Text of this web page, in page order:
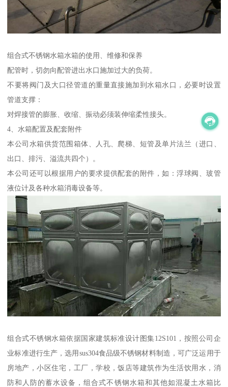
组合式不锈钢水箱水箱的使用、维修和保养
配管时，切勿向配管进出水口施加过大的负荷。
不要将阀门及大口径管道的重量直接施加到水箱水口，必要时设置
管道支撑：
对焊接管的膨胀、收缩、振动必须装伸缩柔性接头。
4、水箱配置及配套附件
本公司水箱供货范围箱体、人孔、爬梯、短管及单片法兰（进口、
出口、排污、溢流共四个）。
本公司还可以根据用户的要求提供配套的附件，如：浮球阀、玻管
液位计及各种水箱消毒设备等。
组合式不锈钢水箱依据国家建筑标准设计图集12S101，按照公司企
业标准进行生产，选用sus304食品级不锈钢材料制造，可广泛运用于
房地产，小区住宅，工厂，学校，饭店等建筑作为生活饮用水，消
防和人防的蓄水设备，组合式不锈钢水箱和其他如混凝土水箱比